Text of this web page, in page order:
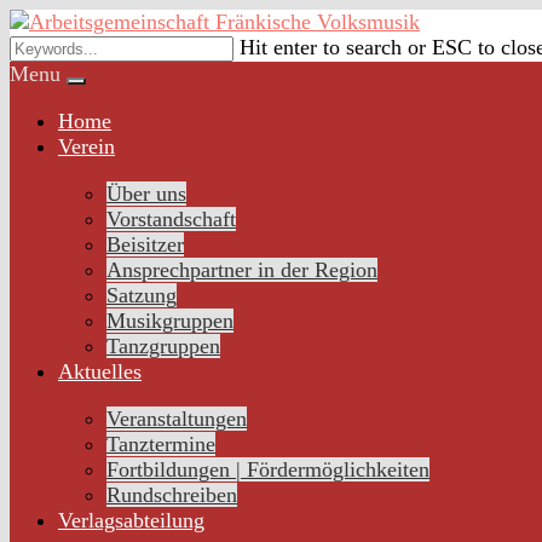
Skip
to
content
Hit enter to search or ESC to
Menu
Home
Verein
Über uns
Vorstandschaft
Beisitzer
Ansprechpartner in der Region
Satzung
Musikgruppen
Tanzgruppen
Aktuelles
Veranstaltungen
Tanztermine
Fortbildungen | Fördermöglichkeiten
Rundschreiben
Verlagsabteilung